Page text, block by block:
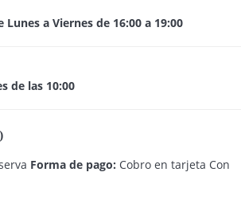
Lunes a Viernes de 16:00 a 19:00
de las 10:00
Forma de pago: Cobro en tarjeta Con